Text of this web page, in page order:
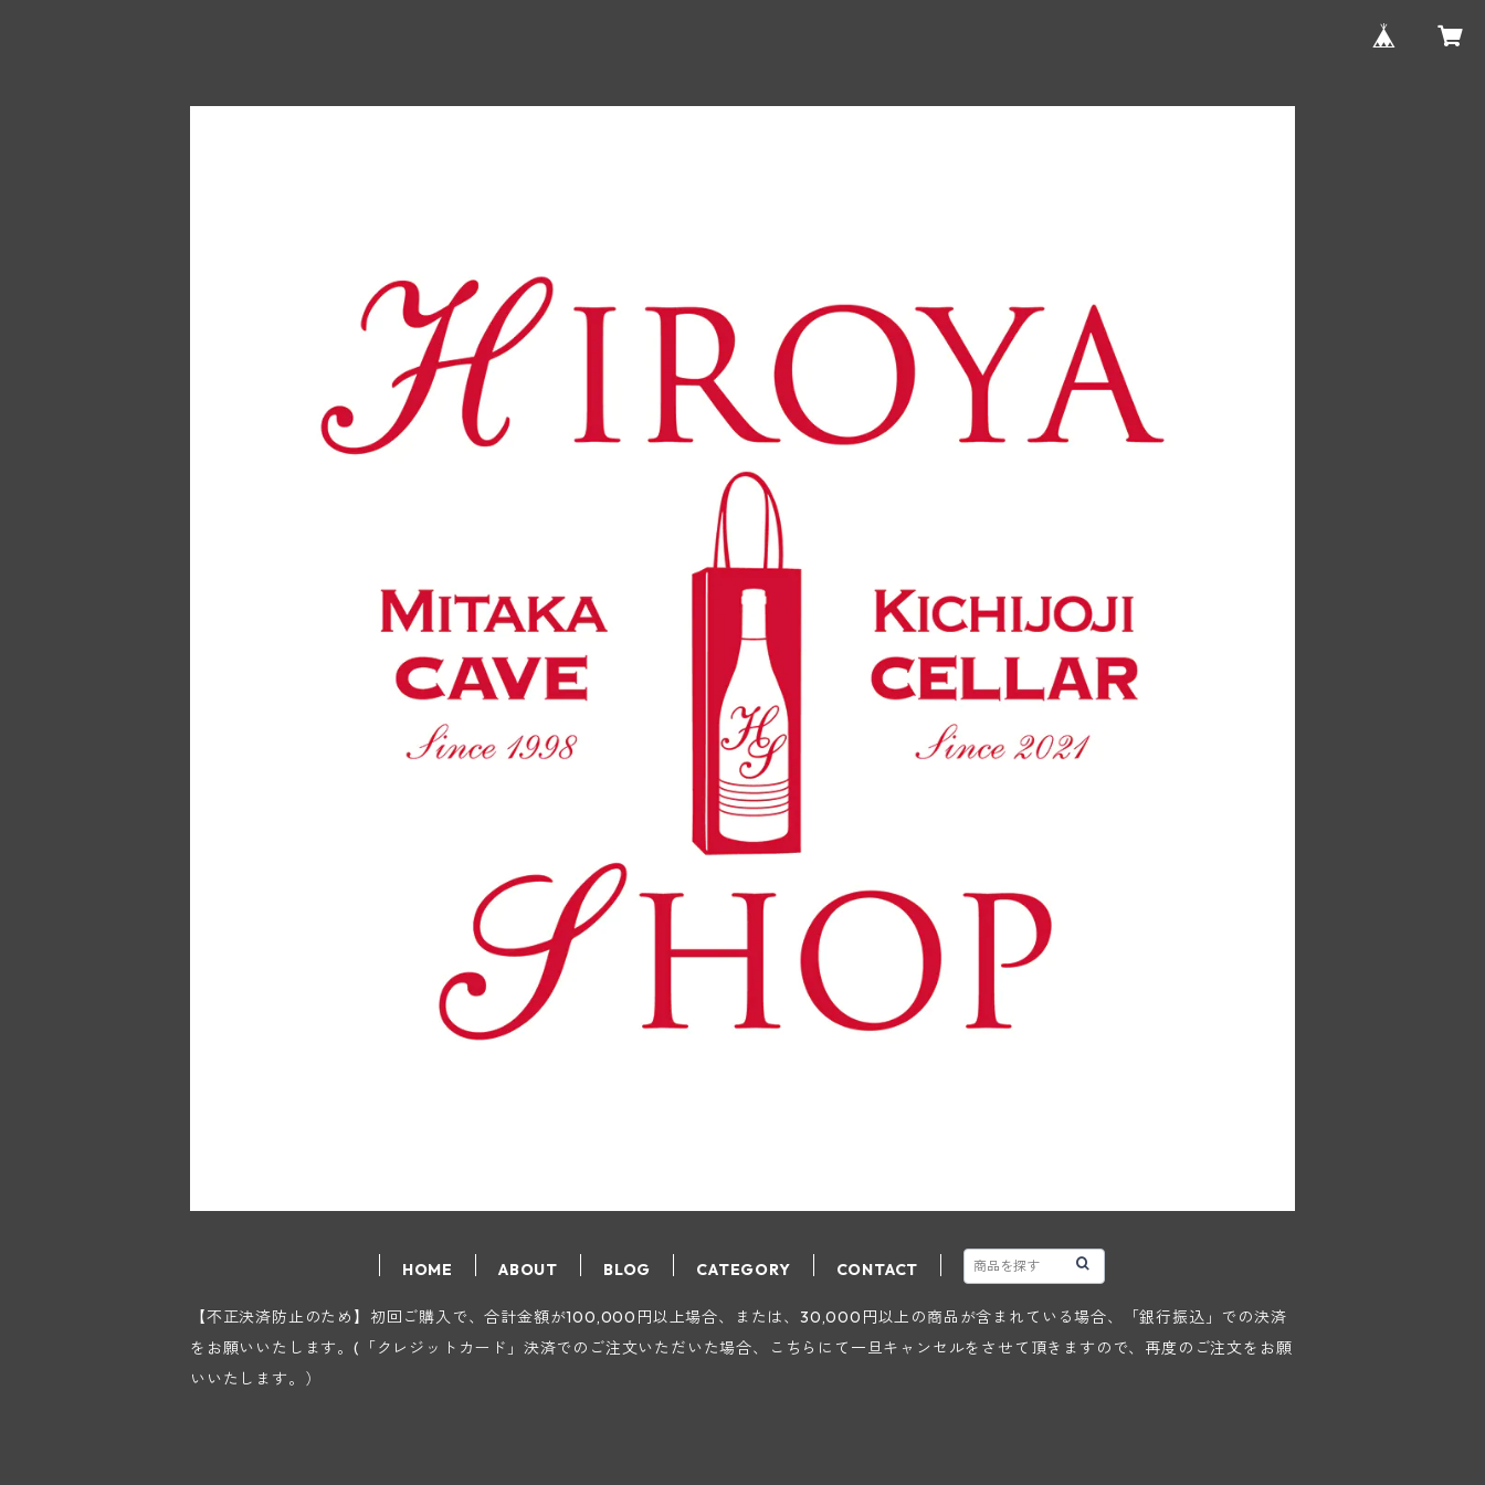
HOME ABOUT BLOG CATEGORY CONTACT
【不正決済防止のため】初回ご購入で、合計金額が100,000円以上場合、または、30,000円以上の商品が含まれている場合、「銀行振込」での決済
をお願いいたします。(「クレジットカード」決済でのご注文いただいた場合、こちらにて一旦キャンセルをさせて頂きますので、再度のご注文をお願
いいたします。）